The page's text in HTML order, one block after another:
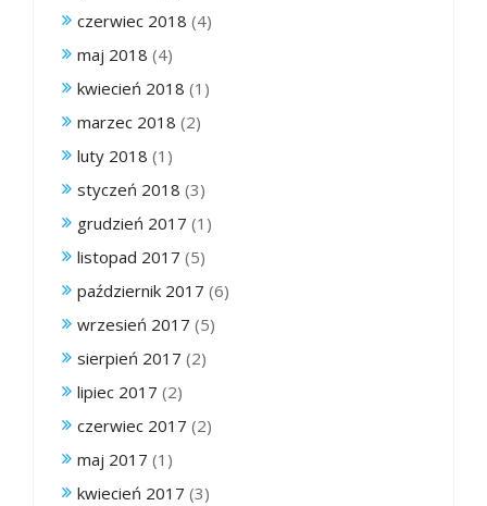
czerwiec 2018 (4)
maj 2018 (4)
kwiecień 2018 (1)
marzec 2018 (2)
luty 2018 (1)
styczeń 2018 (3)
grudzień 2017 (1)
listopad 2017 (5)
październik 2017 (6)
wrzesień 2017 (5)
sierpień 2017 (2)
lipiec 2017 (2)
czerwiec 2017 (2)
maj 2017 (1)
kwiecień 2017 (3)